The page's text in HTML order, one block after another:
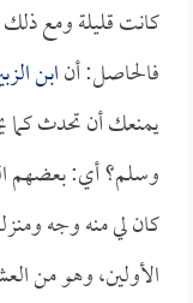
كانت قليلة ومع ذلك
فالحاصل: أنابن
يمنعك أن تحدث
وسلم؟ أي: بعضهم
كان لي منه وجه
الأولين، وهو من